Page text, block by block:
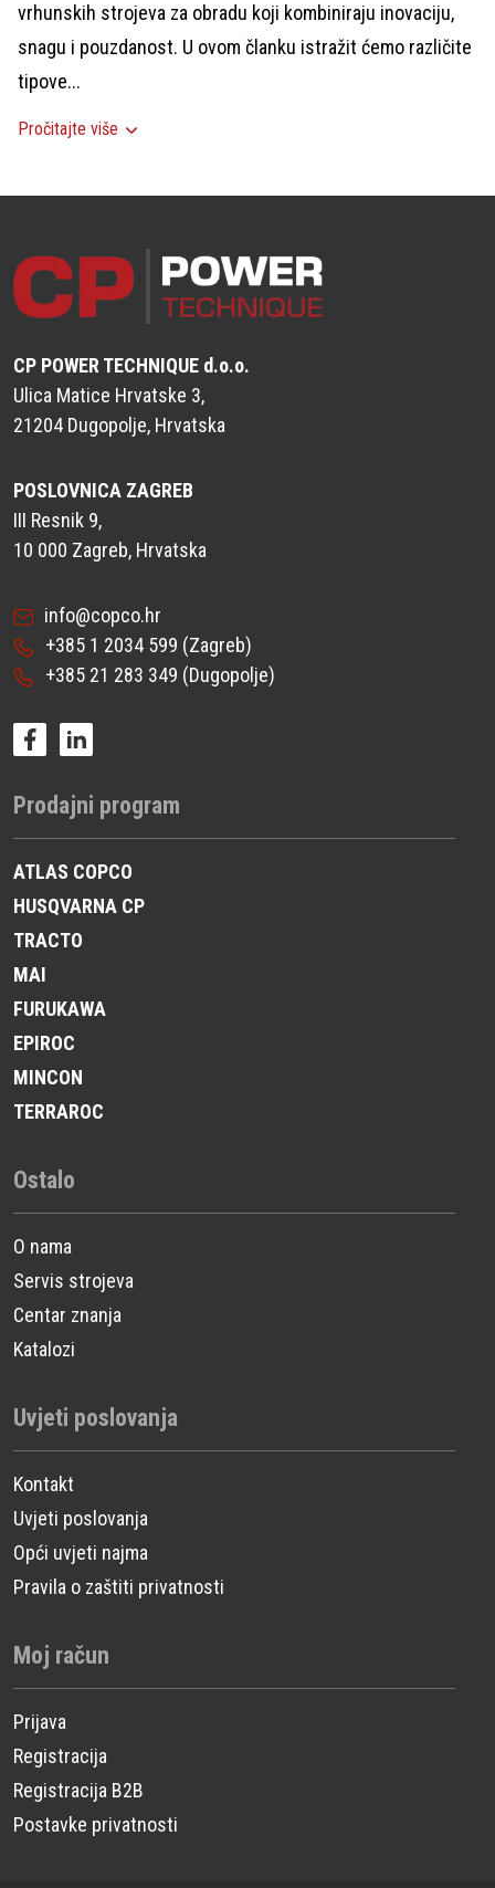
vrhunskih strojeva za obradu koji kombiniraju inovaciju,
snagu i pouzdanost. U ovom članku istražit ćemo različite
tipove...
Pročitajte više
CP POWER TECHNIQUE d.o.o.
Ulica Matice Hrvatske 3,
21204 Dugopolje, Hrvatska
POSLOVNICA ZAGREB
III Resnik 9,
10 000 Zagreb, Hrvatska
info@copco.hr
+385 1 2034 599 (Zagreb)
+385 21 283 349 (Dugopolje)
Prodajni program
ATLAS COPCO
HUSQVARNA CP
TRACTO
MAI
FURUKAWA
EPIROC
MINCON
TERRAROC
Ostalo
O nama
Servis strojeva
Centar znanja
Katalozi
Uvjeti poslovanja
Kontakt
Uvjeti poslovanja
Opći uvjeti najma
Pravila o zaštiti privatnosti
Moj račun
Prijava
Registracija
Registracija B2B
Postavke privatnosti